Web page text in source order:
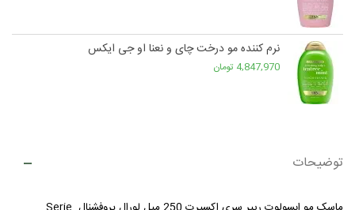
نرم کننده مو درخت چای و نعنا او جی ایکس
4,847,970 تومان
توضیحات